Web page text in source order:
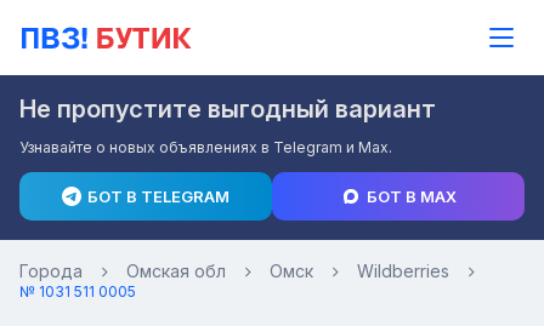
Не пропустите выгодный вариант
Узнавайте о новых объявлениях в Telegram и Max.
БОТ В TELEGRAM БОТ В MAX
Города Омская обл Омск Wildberries
№ 1031 511 0005